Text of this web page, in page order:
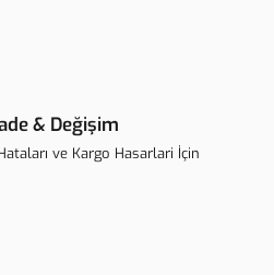
& Değişim
ve Kargo Hasarlari İçin